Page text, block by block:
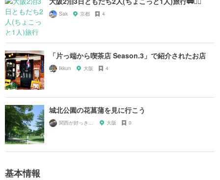
Sak 京都 4
「片っ端から喫茶店 Season.3」で紹介されたお店
Ikkun 大阪 4
城北公園の花菖蒲を見に行こう
大阪 0
基本情報